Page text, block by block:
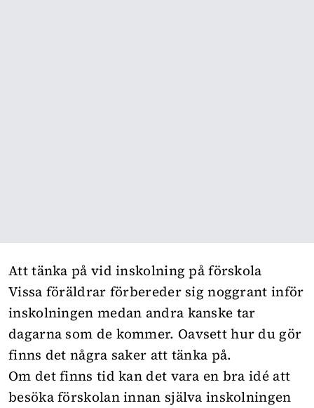
Att tänka på vid inskolning på förskola
Vissa föräldrar förbereder sig noggrant inför
inskolningen medan andra kanske tar
dagarna som de kommer. Oavsett hur du gör
finns det några saker att tänka på.
Om det finns tid kan det vara en bra idé att
besöka förskolan innan själva inskolningen